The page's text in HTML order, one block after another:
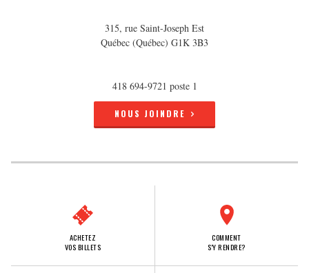
315, rue Saint-Joseph Est
Québec (Québec) G1K 3B3
418 694-9721 poste 1
NOUS JOINDRE
ACHETEZ
VOS BILLETS
COMMENT
S'Y RENDRE?